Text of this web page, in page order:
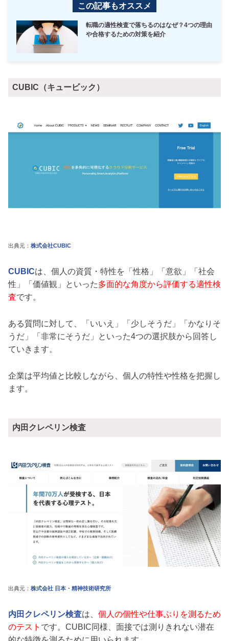
この記事もオススメ
転職の適性検査で落ちるのはなぜ？4つの理由
や合格するための対策を紹介
CUBIC（キュービック）
出典元： 株式会社CUBIC
CUBICは、個人の資質・特性を「性格」「意欲」「社会
性」「価値観」といった多面的な角度から評価する適性検
査です。
ある質問に対して、「いいえ」「少しそうだ」「かなりそ
うだ」「非常にそうだ」といった4つの選択肢から回答し
ていきます。
企業は平均値と比較しながら、個人の特性や性格を把握し
ます。
内田クレペリン検査
出典元： 株式会社 日本・精神技術研究所
内田クレペリン検査は、 個人の個性や仕事ぶりを測るため
のテスト です。CUBIC同様、面接では測りきれない潜在